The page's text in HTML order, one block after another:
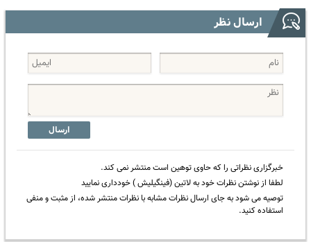
ارسال نظر
ارسال
خبرگزاری نظراتی را که حاوی توهین است منتشر نمی کند.
لطفا از نوشتن نظرات خود به لاتین (فینگیلیش ) خودداری نمایید
توصیه می شود به جای ارسال نظرات مشابه با نظرات منتشر شده، از مثبت و منفی
استفاده کنید.